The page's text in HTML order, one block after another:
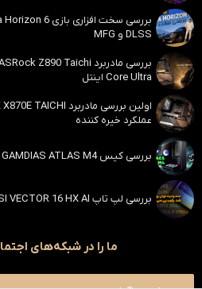
DLSS و MFG
Core Ultra اینتل
عملکرد خیره کننده
بررسی کیس GAMDIAS ATLAS M4 | آکواریومی قابل‌دفاع
بررسی لپ تاپ MSI VECTOR 16 HX AI | هیولایی در پردازش
ما را در شبکه‌های